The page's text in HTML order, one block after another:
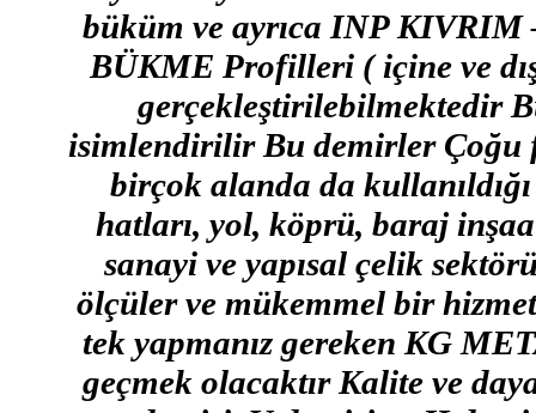
büküm ve ayrıca INP
BÜKME Profilleri ( içine ve
gerçekleştirilebilmektedir
isimlendirilir Bu demirler Çoğu
birçok alanda da
hatları, yol, köprü, baraj
sanayi ve yapısal çelik
ölçüler ve mükemmel bir
tek yapmanız gereken KG
geçmek olacaktır Kalite ve